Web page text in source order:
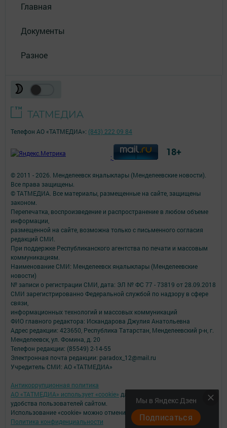
Главная
Документы
Разное
Мы в Яндекс Дзен
Подписаться
© 2011 - 2026. Менделеевск яӊалыклары (Менделеевские новости).
Все права защищены.
© ТАТМЕДИА. Все материалы, размещенные на сайте, защищены
законом.
Перепечатка, воспроизведение и распространение в любом объеме
информации,
размещенной на сайте, возможна только с письменного согласия
редакций СМИ.
При поддержке Республиканского агентства по печати и массовым
коммуникациям.
Наименование СМИ: Менделеевск яӊалыклары (Менделеевские
новости)
№ записи о регистрации СМИ, дата: ЭЛ № ФС 77 - 73819 от 28.09.2018
СМИ зарегистрированно Федеральной службой по надзору в сфере
связи,
информационных технологий и массовых коммуникаций
ФИО главного редактора: Искандарова Джулия Анатольевна
Адрес редакции: 423650, Республика Татарстан, Менделеевский р-н, г.
Менделеевск, ул. Фомина, д. 20
Телефон редакции: (85549) 2-14-55
Электронная почта редакции: paradox_12@mail.ru
Учредитель СМИ: АО «ТАТМЕДИА»
Антикоррупционная политика
АО «ТАТМЕДИА» использует «cookie» для персонализации сервисов и
удобства пользователей сайтом.
Использование «cookie» можно отменить в настройках браузера.
Политика конфиденциальности
Телефон АО «ТАТМЕДИА»: (843) 222 09 84
; 18+